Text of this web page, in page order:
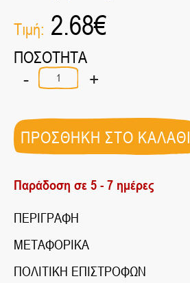
Τιμή: 2.68€
ΠΟΣΟΤΗΤΑ
-
ΚΡΑΚΕΡΣ
ΚΕΤΟ
ΛΙΝΑΡΟΣΠΟΡΟ
ΒΙΟ
60gr
ποσότητα
+
ΠΡΟΣΘΗΚΗ ΣΤΟ ΚΑΛΑΘΙ
Παράδοση σε 5 - 7 ημέρες
ΠΕΡΙΓΡΑΦΗ
ΜΕΤΑΦΟΡΙΚΑ
ΠΟΛΙΤΙΚΗ ΕΠΙΣΤΡΟΦΩΝ